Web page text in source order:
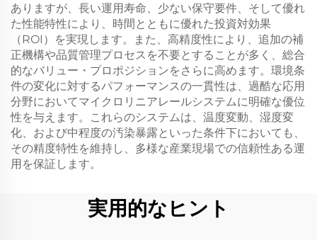
ありますが、長い運用寿命、少ない保守要件、そして優れ
た性能特性により、時間とともに優れた投資対効果
（ROI）を実現します。また、高精度性により、追加の補
正機構や品質管理プロセスを不要とすることが多く、総合
的なバリュー・プロポジションをさらに高めます。環境条
件の変化に対するパフォーマンスの一貫性は、過酷な応用
分野においてマイクロリニアレールシステムに明確な優位
性を与えます。これらのシステムは、温度変動、湿度変
化、および中程度の汚染暴露といった条件下においても、
その精度特性を維持し、多様な産業現場での信頼性ある運
用を保証します。
実用的なヒント